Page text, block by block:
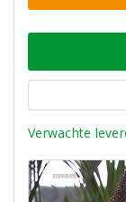
Verwachte